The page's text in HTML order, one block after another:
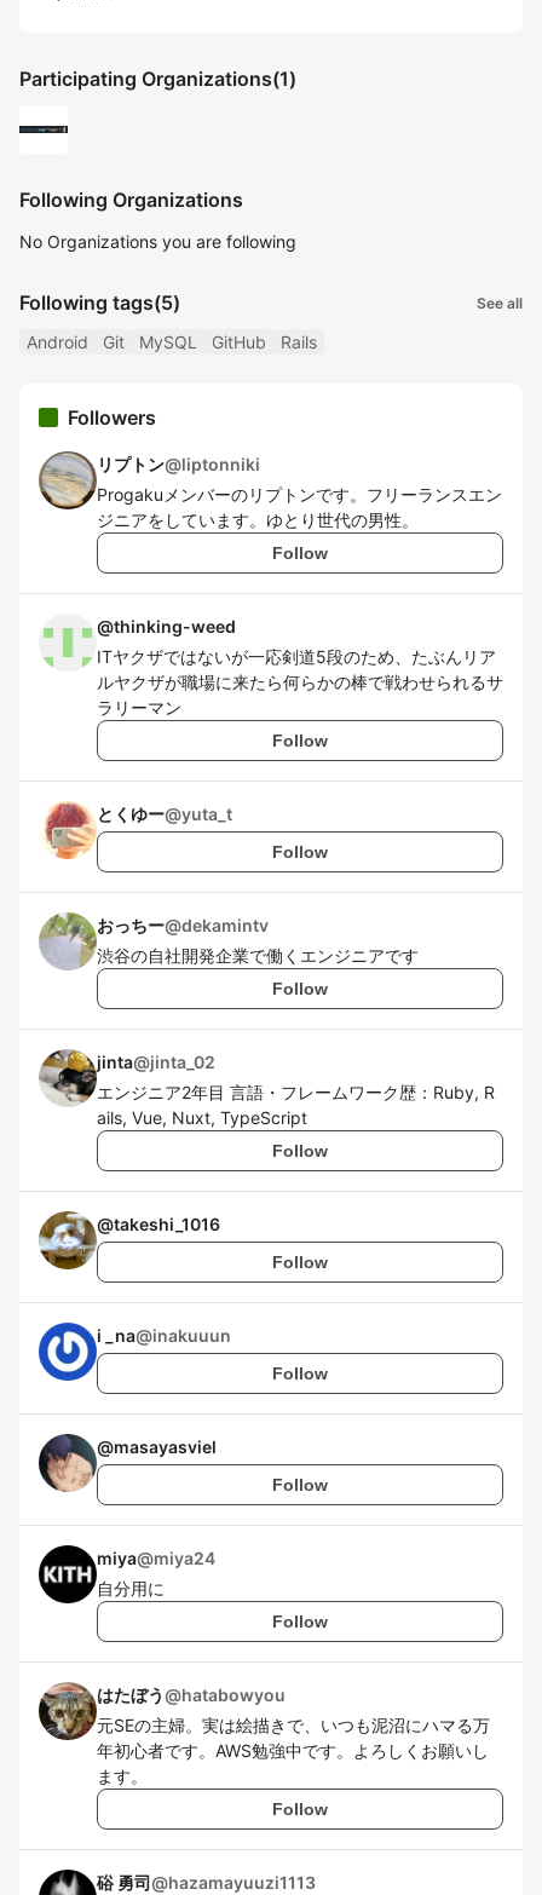
Participating Organizations(1)
Following Organizations
No Organizations you are following
Following tags(5) See all
Android Git MySQL GitHub Rails
Followers
リプトン@liptonniki
Progakuメンバーのリプトンです。フリーランスエン
ジニアをしています。ゆとり世代の男性。
Follow
@thinking-weed
ITヤクザではないが一応剣道5段のため、たぶんリア
ルヤクザが職場に来たら何らかの棒で戦わせられるサ
ラリーマン
Follow
とくゆー@yuta_t
Follow
おっちー@dekamintv
渋谷の自社開発企業で働くエンジニアです
Follow
jinta@jinta_02
エンジニア2年目 言語・フレームワーク歴：Ruby, R
ails, Vue, Nuxt, TypeScript
Follow
@takeshi_1016
Follow
i _na@inakuuun
Follow
@masayasviel
Follow
miya@miya24
自分用に
Follow
はたぼう@hatabowyou
元SEの主婦。実は絵描きで、いつも泥沼にハマる万
年初心者です。AWS勉強中です。よろしくお願いし
ます。
Follow
硲 勇司@hazamayuuzi1113